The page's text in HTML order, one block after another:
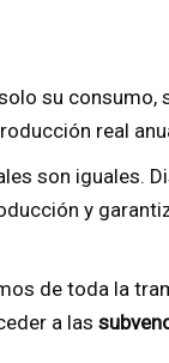
su consumo,
real
son iguales.
y
de toda la
a las